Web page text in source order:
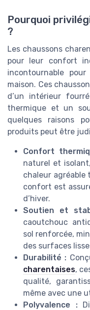
Pourquoi
?
Les chaussons
pour leur confort
incontournable
maison. Ces
d’un intérieur
thermique et un
quelques raisons
produits peut être
Confort
naturel et
chaleur
confort est
d’hiver.
Soutien et
caoutchouc
sol renforcée,
des surfaces
Durabilité :
charentaises,
qualité,
même avec une
Polyvalence :